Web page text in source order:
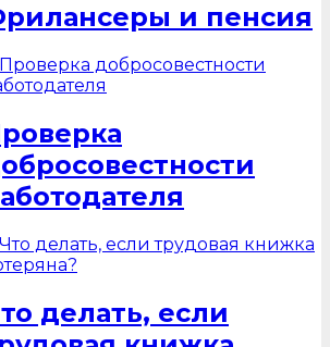
и пенсия
делать, если